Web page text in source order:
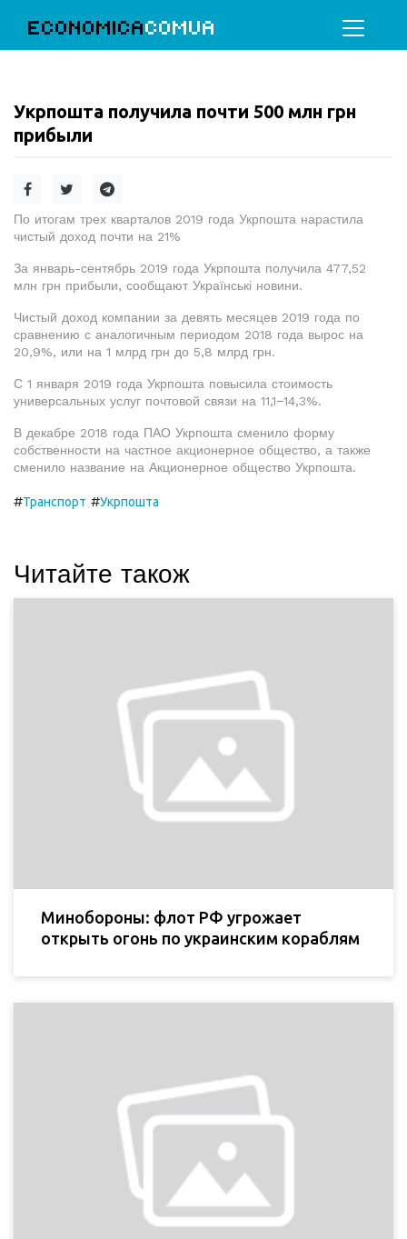
ECONOMICACOMUA
Укрпошта получила почти 500 млн грн
прибыли
По итогам трех кварталов 2019 года Укрпошта нарастила
чистый доход почти на 21%
За январь-сентябрь 2019 года Укрпошта получила 477,52
млн грн прибыли, сообщают Українські новини.
Чистый доход компании за девять месяцев 2019 года по
сравнению с аналогичным периодом 2018 года вырос на
20,9%, или на 1 млрд грн до 5,8 млрд грн.
С 1 января 2019 года Укрпошта повысила стоимость
универсальных услуг почтовой связи на 11,1−14,3%.
В декабре 2018 года ПАО Укрпошта сменило форму
собственности на частное акционерное общество, а также
сменило название на Акционерное общество Укрпошта.
#Транспорт #Укрпошта
Читайте також
Минобороны: флот РФ угрожает
открыть огонь по украинским кораблям